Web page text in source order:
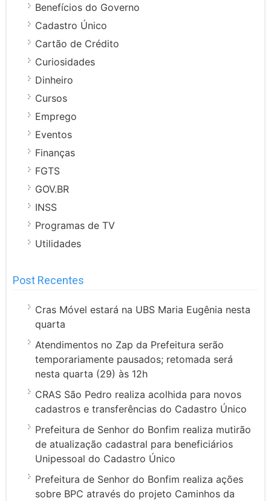
Benefícios do Governo
Cadastro Único
Cartão de Crédito
Curiosidades
Dinheiro
Cursos
Emprego
Eventos
Finanças
FGTS
GOV.BR
INSS
Programas de TV
Utilidades
Post Recentes
Cras Móvel estará na UBS Maria Eugênia nesta
quarta
Atendimentos no Zap da Prefeitura serão
temporariamente pausados; retomada será
nesta quarta (29) às 12h
CRAS São Pedro realiza acolhida para novos
cadastros e transferências do Cadastro Único
Prefeitura de Senhor do Bonfim realiza mutirão
de atualização cadastral para beneficiários
Unipessoal do Cadastro Único
Prefeitura de Senhor do Bonfim realiza ações
sobre BPC através do projeto Caminhos da